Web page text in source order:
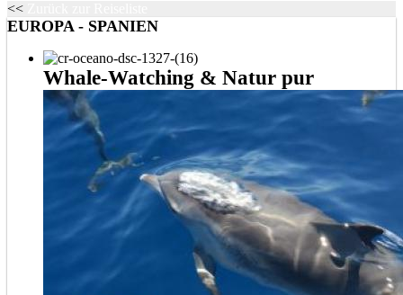
<<
EUROPA - SPANIEN
Whale-Watching & Natur pur